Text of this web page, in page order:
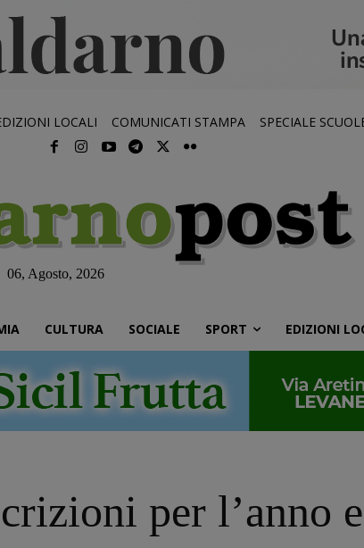
LOCALI COMUNICATI STAMPA SPECIALE
06, Agosto, 2026
CULTURA SOCIALE SPORT EDIZIONI
per l’anno